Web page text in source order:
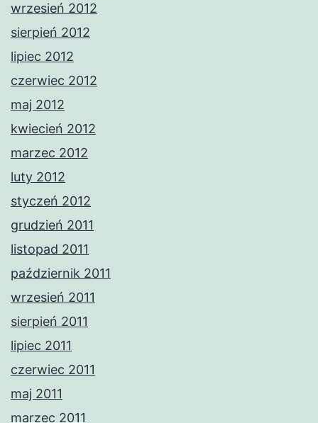
wrzesień 2012
sierpień 2012
lipiec 2012
czerwiec 2012
maj 2012
kwiecień 2012
marzec 2012
luty 2012
styczeń 2012
grudzień 2011
listopad 2011
październik 2011
wrzesień 2011
sierpień 2011
lipiec 2011
czerwiec 2011
maj 2011
marzec 2011